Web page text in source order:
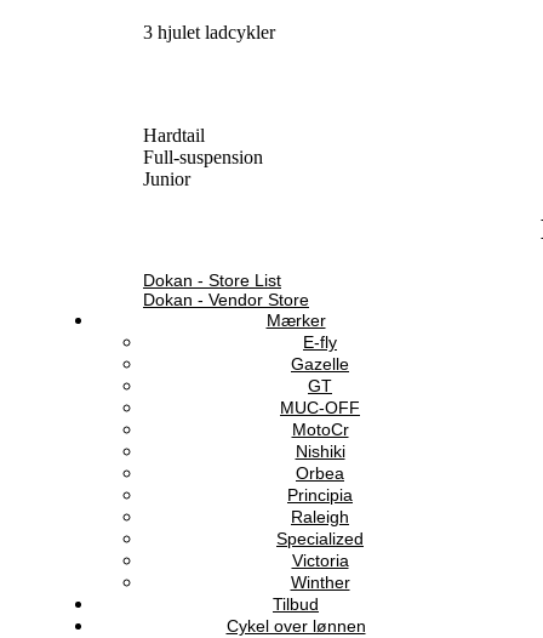
3 hjulet ladcykler
Hardtail
Full-suspension
Junior
Dokan - Store List
Dokan - Vendor Store
Mærker
E-fly
Gazelle
GT
MUC-OFF
MotoCr
Nishiki
Orbea
Principia
Raleigh
Specialized
Victoria
Winther
Tilbud
Cykel over lønnen